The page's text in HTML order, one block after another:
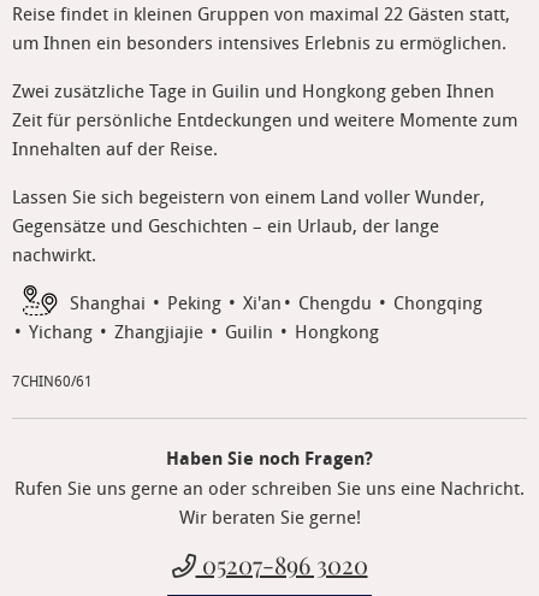
Reise findet in kleinen Gruppen von maximal 22 Gästen statt,
um Ihnen ein besonders intensives Erlebnis zu ermöglichen.
Zwei zusätzliche Tage in Guilin und Hongkong geben Ihnen
Zeit für persönliche Entdeckungen und weitere Momente zum
Innehalten auf der Reise.
Lassen Sie sich begeistern von einem Land voller Wunder,
Gegensätze und Geschichten – ein Urlaub, der lange
nachwirkt.
Shanghai
Peking Xi'an Chengdu
Chongqing
Yichang
Zhangjiajie Guilin Hongkong
7CHIN60/61
Haben Sie noch Fragen?
Rufen Sie uns gerne an oder schreiben Sie uns eine Nachricht.
Wir beraten Sie gerne!
05207-896 3020